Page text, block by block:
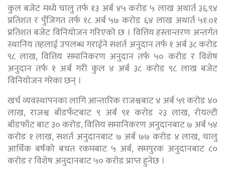
कुल बजेट मध्ये चालु तर्फ १३ अर्ब ४५ करोड ५ लाख अथार्त ३६.९४
प्रतिशत र पुँजिगत तर्फ १८ अर्ब ५७ करोड ६४ लाख अथार्त ५१.०१
प्रतिशत बजेट विनियोजन गरिएको छ । वित्तिय हस्तान्तरण अन्तर्गत
स्थानिय तहलाई उपलब्ध गराईने सशर्त अनुदान तर्फ १ अर्ब ३८ करोड
९८ लाख, वित्तिय समानिकरण अनुदान तर्फ ५० करोड र विशेष
अनुदान तर्फ १ अर्ब गरी कुल ४ अर्ब ३८ करोड ९८ लाख बजेट
विनियोजन गरेका छन् ।
खर्च व्यवस्थापनका लागि आन्तारिक राजश्वबाट ४ अर्ब ५९ करोड ४०
लाख, राजश्व बाँडफँटबाट ९ अर्ब ९१ करोड २३ लाख, रोयल्टी
बाँडफाँट बाट ३० करोड, वित्तिय समानिकरण अनुदानबाट ७ अर्ब ५४
करोड १ लाख, सशर्त अनुदानबाट ७ अर्ब ७७ करोड ४ लाख, चालु
आर्थिक बर्षको बचत रकमबाट ५ अर्ब, समपुरक अनुदानबाट ८०
करोड र विशेष अनुदानबाट ५० करोड प्राप्त हुनेछ ।